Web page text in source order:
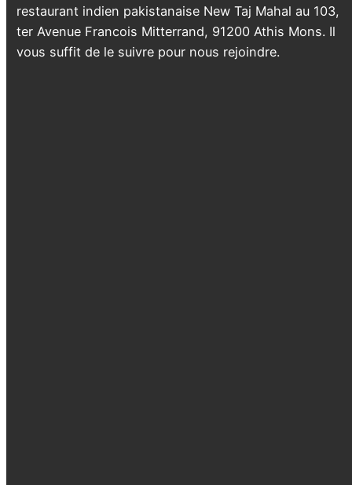
restaurant indien pakistanaise New Taj Mahal au 103,
ter Avenue Francois Mitterrand, 91200 Athis Mons. Il
vous suffit de le suivre pour nous rejoindre.